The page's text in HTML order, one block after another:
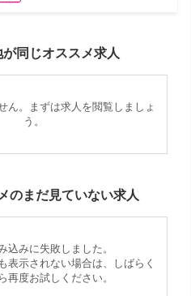
同じオススメ求人
ん。まずは求人を閲覧しましょ
う。
のまだ見ていない求人
込みに失敗しました。
表示されない場合は、しばらく
再度お試しください。